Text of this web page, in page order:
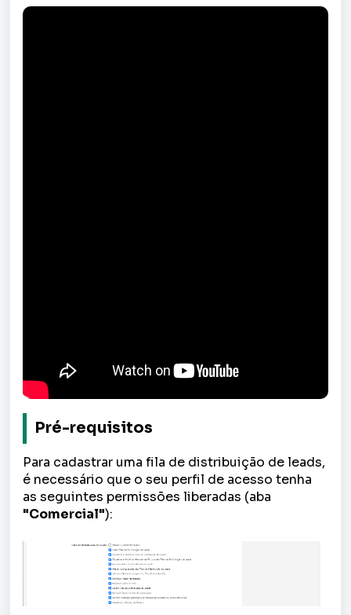
Pré-requisitos
Para cadastrar uma fila de distribuição de leads,
é necessário que o seu perfil de acesso tenha
as seguintes permissões liberadas (aba
"Comercial"):